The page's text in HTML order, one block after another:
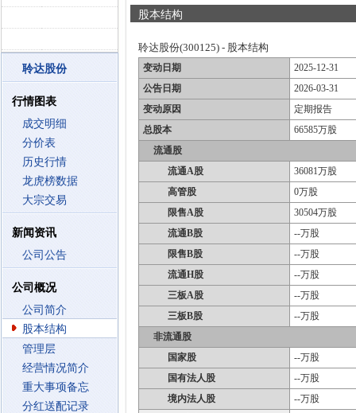
聆达股份
行情图表
成交明细
分价表
历史行情
龙虎榜数据
大宗交易
新闻资讯
公司公告
公司概况
公司简介
股本结构
管理层
经营情况简介
重大事项备忘
分红送配记录
股本结构
聆达股份(300125) - 股本结构
变动日期
2025-12-31
公告日期
2026-03-31
变动原因
定期报告
总股本
66585万股
流通股
流通A股
36081万股
高管股
0万股
限售A股
30504万股
流通B股
--万股
限售B股
--万股
流通H股
--万股
三板A股
--万股
三板B股
--万股
非流通股
国家股
--万股
国有法人股
--万股
境内法人股
--万股